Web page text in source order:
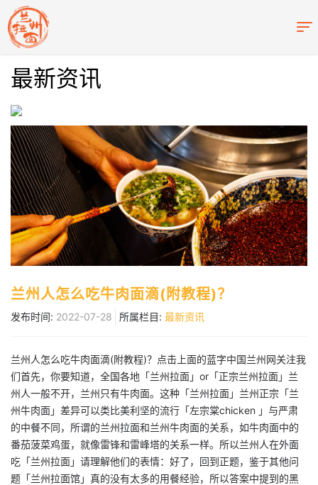
最新资讯
兰州人怎么吃牛肉面滴(附教程)？
发布时间: 2022-07-28 所属栏目: 最新资讯
兰州人怎么吃牛肉面滴(附教程)？点击上面的蓝字中国兰州网关注我
们首先，你要知道，全国各地「兰州拉面」or「正宗兰州拉面」兰
州人一般不开，兰州只有牛肉面。这种「兰州拉面」兰州正宗「兰
州牛肉面」差异可以类比美利坚的流行「左宗棠chicken 」与严肃
的中餐不同，所谓的兰州拉面和兰州牛肉面的关系，如牛肉面中的
番茄菠菜鸡蛋，就像雷锋和雷峰塔的关系一样。所以兰州人在外面
吃「兰州拉面」请理解他们的表情：好了，回到正题，鉴于其他问
题「兰州拉面馆」真的没有太多的用餐经验，所以答案中提到的黑